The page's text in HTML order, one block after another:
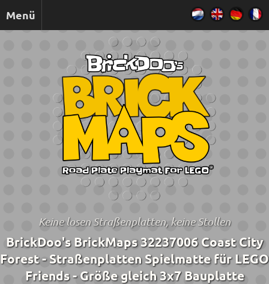
Menü
Keine losen Straßenplatten, keine Stollen
BrickDoo's BrickMaps 32237006 Coast City
Forest - Straßenplatten Spielmatte für LEGO
Friends - Größe gleich 3x7 Bauplatte